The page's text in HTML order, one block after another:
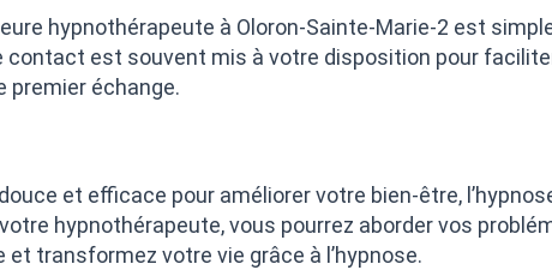
hypnothérapeute à Oloron-Sainte-Marie-2 est
est souvent mis à votre disposition pour
premier échange.
et efficace pour améliorer votre bien-être,
hypnothérapeute, vous pourrez aborder vos
transformez votre vie grâce à l’hypnose.